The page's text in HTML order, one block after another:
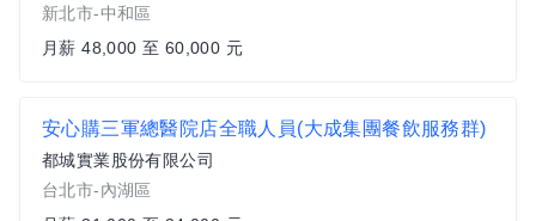
新北市-中和區
月薪 48,000 至 60,000 元
安心購三軍總醫院店全職人員(大成集團餐飲服務群)
都城實業股份有限公司
台北市-內湖區